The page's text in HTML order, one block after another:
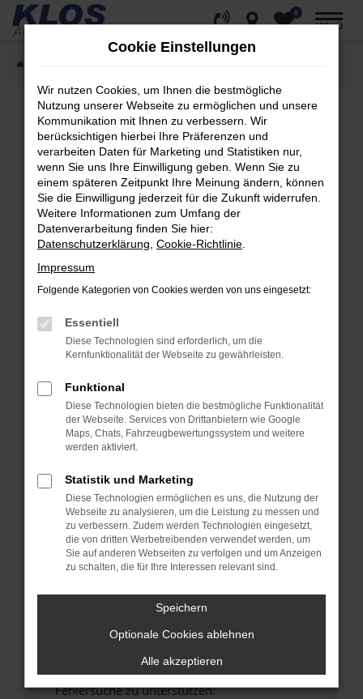
Zum
springen
0
MENÜ
Fehler: Network Error
Beim Laden ist ein Fehler aufgetreten.
Hier sind ein paar Tipps, die dir helfen können:
Überprüfe deine Firewall und deine
Internetverbindung.
Laden andere Webseiten, zum Beispiel deine
Suchmaschine?
Prüfe deine Browsererweiterungen.
Manche Erweiterungen, wie Werbeblocker,
können das Laden bestimmter Seiten
verhindern. Funktioniert die Seite in einem
Fenster?
Starte dein Gerät neu.
Das kann manchmal helfen, vorübergehende
Probleme zu beheben.
Betriebssystem auf dem neuesten Stand
sind.
Veraltete Software birgt nicht nur ein
Sicherheitsrisiko, sondern kann auch dazu
führen, dass bestimmte Funktionen nicht mehr
unterstützt werden.
Wende dich an den Webseitenbetreiber.
Wenn du alle oben genannten Schritte versucht
hast, kontaktiere uns bitte. Wir werden
versuchen, das Problem zu beheben. Du kannst
uns diesen Text schicken, um uns bei der
Fehlersuche zu unterstützen:
Cookie Einstellungen
Wir nutzen Cookies, um Ihnen die bestmögliche
Nutzung unserer Webseite zu ermöglichen und unsere
Kommunikation mit Ihnen zu verbessern. Wir
berücksichtigen hierbei Ihre Präferenzen und
verarbeiten Daten für Marketing und Statistiken nur,
wenn Sie uns Ihre Einwilligung geben. Wenn Sie zu
einem späteren Zeitpunkt Ihre Meinung ändern, können
Sie die Einwilligung jederzeit für die Zukunft widerrufen.
Weitere Informationen zum Umfang der
Datenverarbeitung finden Sie hier:
Datenschutzerklärung Cookie-Richtlinie
Impressum
Folgende Kategorien von Cookies werden von uns eingesetzt:
Essentiell
Diese Technologien sind erforderlich, um die
Kernfunktionalität der Webseite zu gewährleisten.
Funktional
Diese Technologien bieten die bestmögliche Funktionalität
der Webseite. Services von Drittanbietern wie Google
Maps, Chats, Fahrzeugbewertungssystem und weitere
werden aktiviert.
Statistik und Marketing
Diese Technologien ermöglichen es uns, die Nutzung der
Webseite zu analysieren, um die Leistung zu messen und
zu verbessern. Zudem werden Technologien eingesetzt,
die von dritten Werbetreibenden verwendet werden, um
Sie auf anderen Webseiten zu verfolgen und um Anzeigen
zu schalten, die für Ihre Interessen relevant sind.
Speichern
Optionale Cookies ablehnen
Alle akzeptieren